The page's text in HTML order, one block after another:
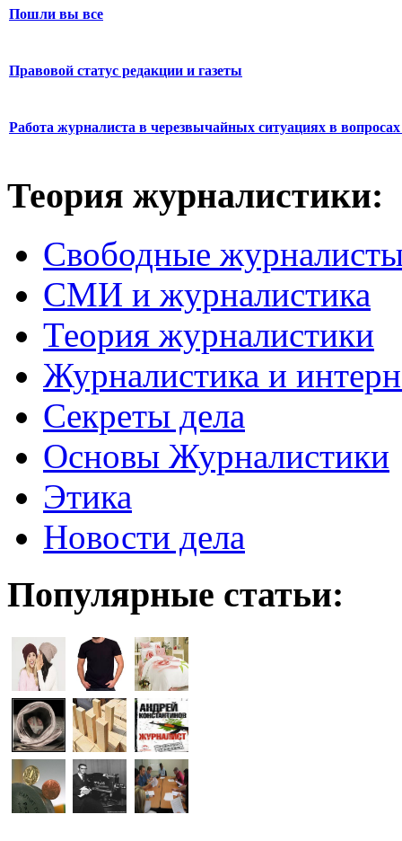
Пошли вы все
Правовой статус редакции и газеты
Работа журналиста в черезвычайных ситуациях в вопросах
Теория журналистики:
Свободные
СМИ и журналистика
Теория журналистики
Журналистика и
Секреты дела
Основы Журналистики
Этика
Новости дела
Популярные статьи: